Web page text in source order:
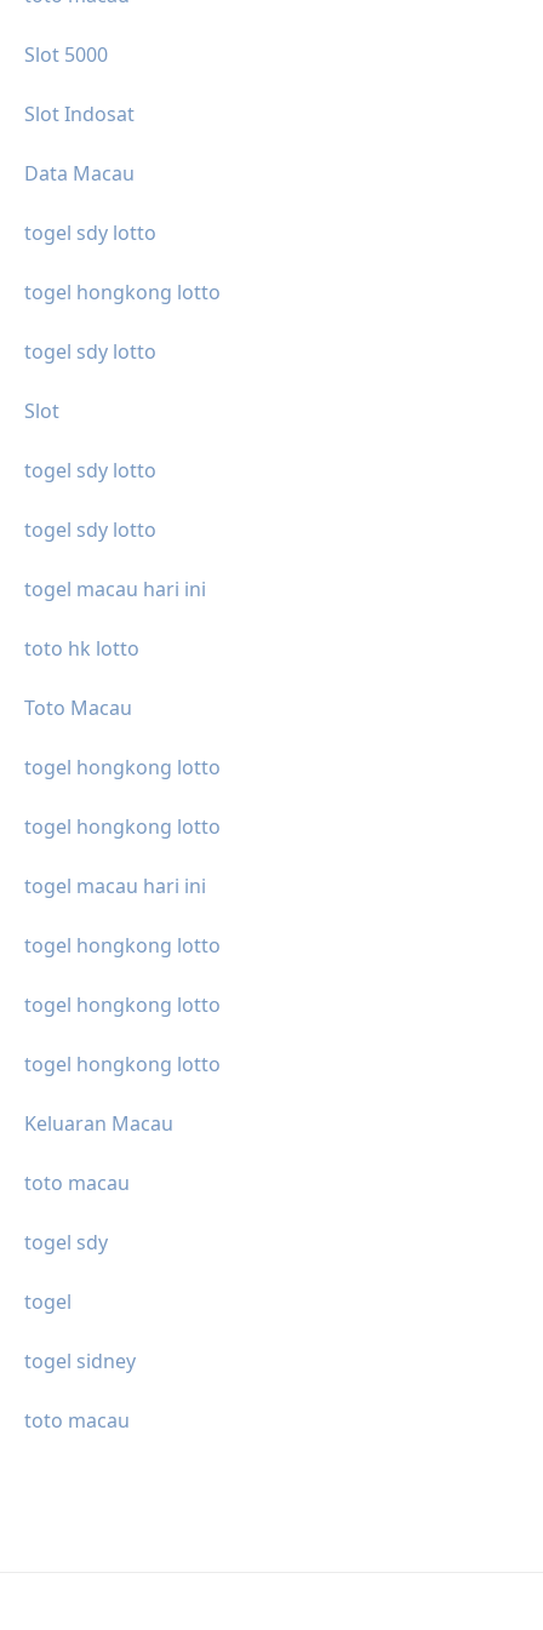
Slot 5000
Slot Indosat
Data Macau
togel sdy lotto
togel hongkong lotto
togel sdy lotto
Slot
togel sdy lotto
togel sdy lotto
togel macau hari ini
toto hk lotto
Toto Macau
togel hongkong lotto
togel hongkong lotto
togel macau hari ini
togel hongkong lotto
togel hongkong lotto
togel hongkong lotto
Keluaran Macau
toto macau
togel sdy
togel
togel sidney
toto macau